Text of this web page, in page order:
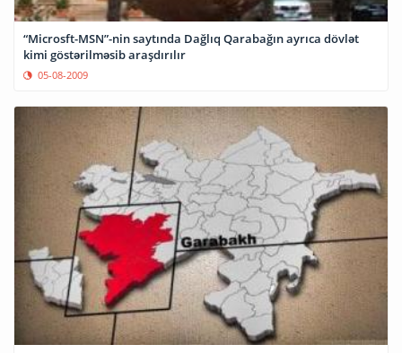
“Microsft-MSN”-nin saytında Dağlıq Qarabağın ayrıca dövlət
kimi göstərilməsib araşdırılır
05-08-2009